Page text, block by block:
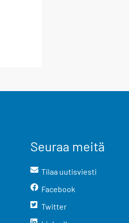
Seuraa meitä
Tilaa uutisviesti
Facebook
Twitter